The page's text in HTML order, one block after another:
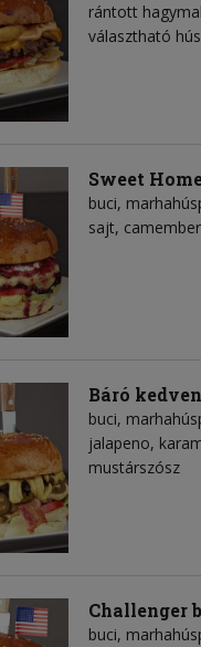
rántott
választható
Sweet
buci,
sajt,
Báró
buci,
jalapeno,
mustárszósz
Challenger
buci,